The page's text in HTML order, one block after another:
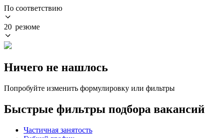
По соответствию
20 резюме
Ничего не нашлось
Попробуйте изменить формулировку или фильтры
Быстрые фильтры подбора вакансий
Частичная занятость